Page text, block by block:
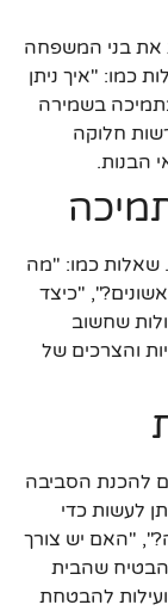
את בני המשפחה
כמו: "איך ניתן
בשמירה
חלוקה
הבנות.
שאלות כמו: "מה
"כיצד
שחשוב
והצרכים של
להכנת הסביבה
לעשות כדי
"האם יש צורך
שהבית
להבטחת